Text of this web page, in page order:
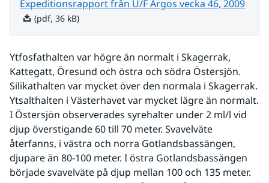
Expeditionsrapport från U/F Argos vecka 46, 2009Pdf,
(pdf, 36 kB)
Ytfosfathalten var högre än normalt i Skagerrak,
Kattegatt, Öresund och östra och södra Östersjön.
Silikathalten var mycket över den normala i Skagerrak.
Ytsalthalten i Västerhavet var mycket lägre än normalt.
I Östersjön observerades syrehalter under 2 ml/l vid
djup överstigande 60 till 70 meter. Svavelväte
återfanns, i västra och norra Gotlandsbassängen,
djupare än 80-100 meter. I östra Gotlandsbassängen
började svavelväte på djup mellan 100 och 135 meter.